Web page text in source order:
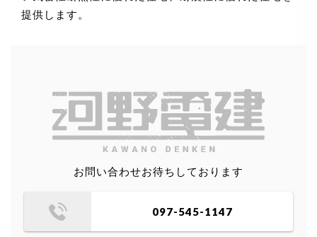
提供します。
お問い合わせお待ちしております
097-545-1147